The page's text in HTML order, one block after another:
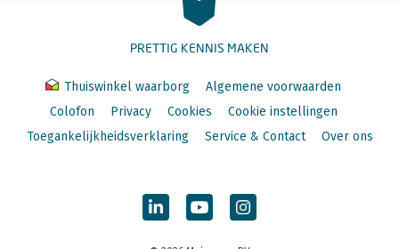
PRETTIG KENNIS MAKEN
Thuiswinkel waarborg
Algemene voorwaarden
Colofon
Privacy Cookies
Cookie instellingen
Toegankelijkheidsverklaring
Service & Contact Over ons